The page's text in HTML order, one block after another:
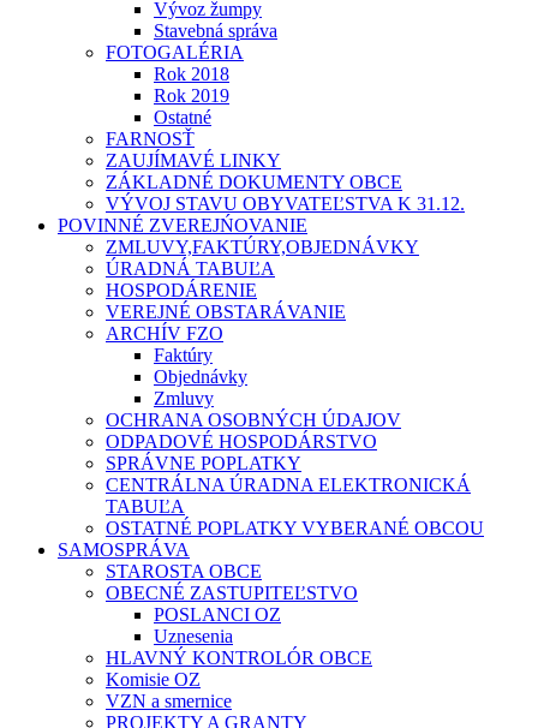
Vývoz žumpy
Stavebná správa
FOTOGALÉRIA
Rok 2018
Rok 2019
Ostatné
FARNOSŤ
ZAUJÍMAVÉ LINKY
ZÁKLADNÉ DOKUMENTY OBCE
VÝVOJ STAVU OBYVATEĽSTVA K 31.12.
POVINNÉ ZVEREJŃOVANIE
ZMLUVY,FAKTÚRY,OBJEDNÁVKY
ÚRADNÁ TABUĽA
HOSPODÁRENIE
VEREJNÉ OBSTARÁVANIE
ARCHÍV FZO
Faktúry
Objednávky
Zmluvy
OCHRANA OSOBNÝCH ÚDAJOV
ODPADOVÉ HOSPODÁRSTVO
SPRÁVNE POPLATKY
CENTRÁLNA ÚRADNA ELEKTRONICKÁ
TABUĽA
OSTATNÉ POPLATKY VYBERANÉ OBCOU
SAMOSPRÁVA
STAROSTA OBCE
OBECNÉ ZASTUPITEĽSTVO
POSLANCI OZ
Uznesenia
HLAVNÝ KONTROLÓR OBCE
Komisie OZ
VZN a smernice
PROJEKTY A GRANTY